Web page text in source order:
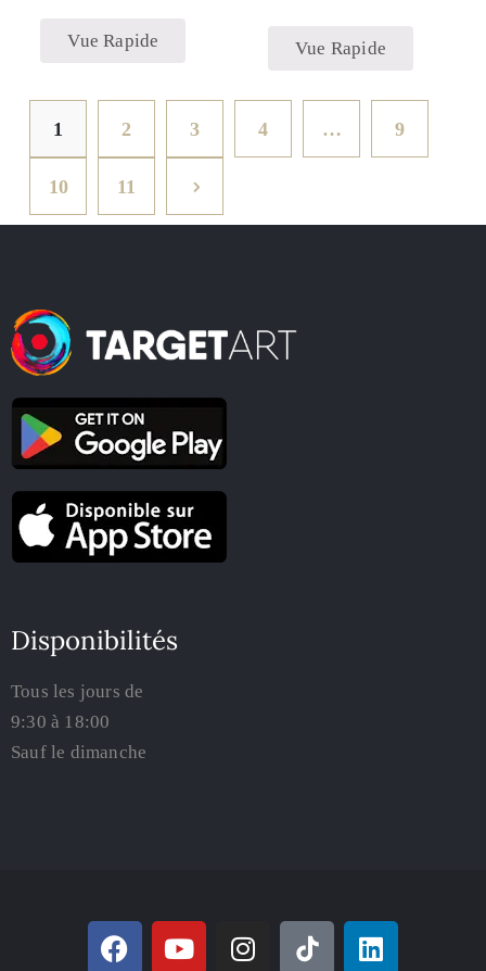
Vue Rapide Vue Rapide
1 2 3 4 … 9
10 11
Disponibilités
Tous les jours de
9:30 à 18:00
Sauf le dimanche